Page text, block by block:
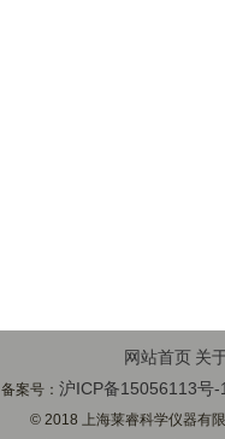
网站首页 关
备案号：沪ICP备15056113号-
© 2018 上海莱睿科学仪器有